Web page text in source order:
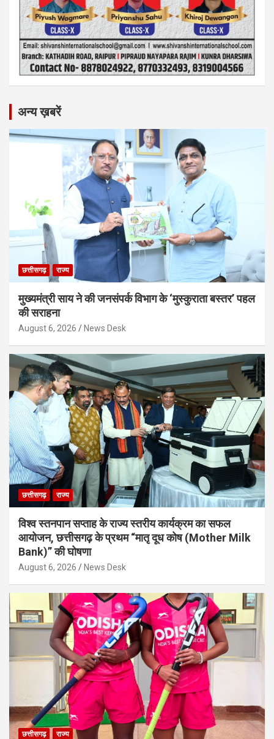
अन्य ख़बरें
छत्तीसगढ़ राज्य
मुख्यमंत्री साय ने की जनसंपर्क विभाग के ‘मुस्कुराता बस्तर’ पहल
की सराहना
August 6, 2026 News Desk
छत्तीसगढ़ राज्य
विश्व स्तनपान सप्ताह के राज्य स्तरीय कार्यक्रम का सफल
आयोजन, छत्तीसगढ़ के प्रथम “मातृ दूध कोष (Mother Milk
Bank)” की घोषणा
August 6, 2026 News Desk
छत्तीसगढ़ राज्य